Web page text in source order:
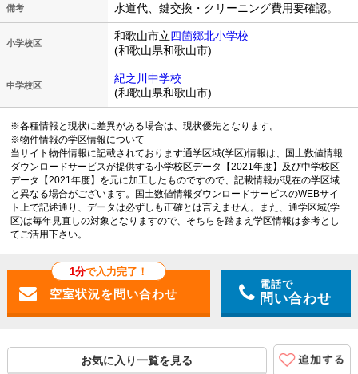
備考 水道代、鍵交換・クリーニング費用要確認。
小学校区
和歌山市立四箇郷北小学校
(和歌山県和歌山市)
中学校区
紀之川中学校
(和歌山県和歌山市)
※各種情報と現状に差異がある場合は、現状優先となります。
※物件情報の学区情報について
当サイト物件情報に記載されております通学区域(学区)情報は、国土数値情報
ダウンロードサービスが提供する小学校区データ【2021年度】及び中学校区
データ【2021年度】を元に加工したものですので、記載情報が現在の学区域
と異なる場合がございます。国土数値情報ダウンロードサービスのWEBサイ
ト上で記述通り、データは必ずしも正確とは言えません。また、通学区域(学
区)は毎年見直しの対象となりますので、そちらを踏まえ学区情報は参考とし
てご活用下さい。
1分で入力完了！
電話で
問い合わせ
お気に入り一覧を見る